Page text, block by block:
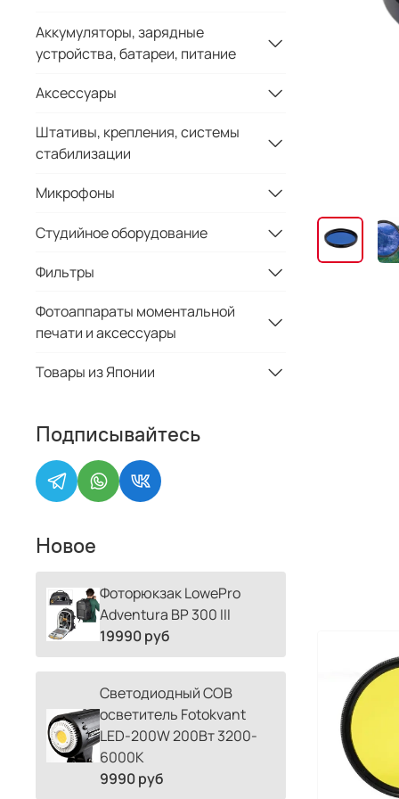
Аккумуляторы, зарядные
устройства, батареи, питание
Аксессуары
Штативы, крепления, системы
стабилизации
Микрофоны
Студийное оборудование
Фильтры
Фотоаппараты моментальной
печати и аксессуары
Товары из Японии
Подписывайтесь
Новое
Фоторюкзак LowePro
Adventura BP 300 III
19990 руб
Светодиодный COB
осветитель Fotokvant
LED-200W 200Вт 3200-
6000К
9990 руб